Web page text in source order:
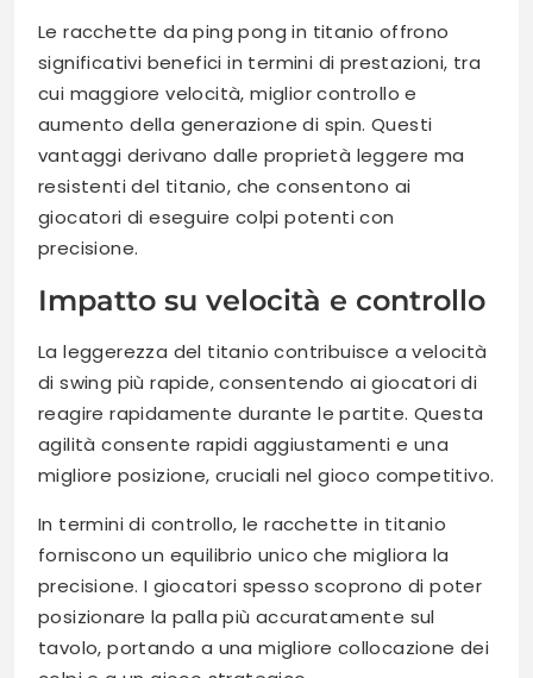
Le racchette da ping pong in titanio offrono
significativi benefici in termini di prestazioni, tra
cui maggiore velocità, miglior controllo e
aumento della generazione di spin. Questi
vantaggi derivano dalle proprietà leggere ma
resistenti del titanio, che consentono ai
giocatori di eseguire colpi potenti con
precisione.
Impatto su velocità e controllo
La leggerezza del titanio contribuisce a velocità
di swing più rapide, consentendo ai giocatori di
reagire rapidamente durante le partite. Questa
agilità consente rapidi aggiustamenti e una
migliore posizione, cruciali nel gioco competitivo.
In termini di controllo, le racchette in titanio
forniscono un equilibrio unico che migliora la
precisione. I giocatori spesso scoprono di poter
posizionare la palla più accuratamente sul
tavolo, portando a una migliore collocazione dei